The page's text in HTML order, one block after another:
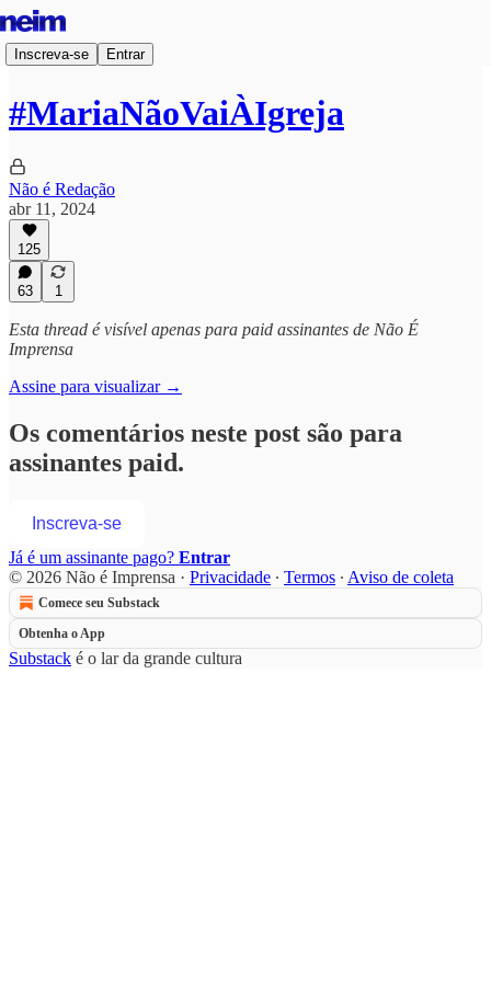
Inscreva-se Entrar
#MariaNãoVaiÀIgreja
Não é Redação
abr 11, 2024
125
63 1
Esta thread é visível apenas para paid assinantes de Não É
Imprensa
Assine para visualizar →
Os comentários neste post são para
assinantes paid.
Inscreva-se
Já é um assinante pago? Entrar
© 2026 Não é Imprensa · Privacidade ∙ Termos ∙ Aviso de coleta
Comece seu Substack
Obtenha o App
Substack é o lar da grande cultura